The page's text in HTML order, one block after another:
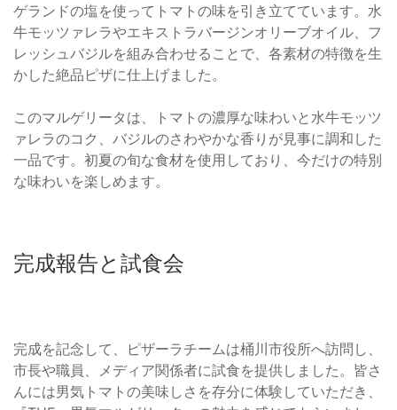
ゲランドの塩を使ってトマトの味を引き立てています。水
牛モッツァレラやエキストラバージンオリーブオイル、フ
レッシュバジルを組み合わせることで、各素材の特徴を生
かした絶品ピザに仕上げました。
このマルゲリータは、トマトの濃厚な味わいと水牛モッツ
ァレラのコク、バジルのさわやかな香りが見事に調和した
一品です。初夏の旬な食材を使用しており、今だけの特別
な味わいを楽しめます。
完成報告と試食会
完成を記念して、ピザーラチームは桶川市役所へ訪問し、
市長や職員、メディア関係者に試食を提供しました。皆さ
んには男気トマトの美味しさを存分に体験していただき、